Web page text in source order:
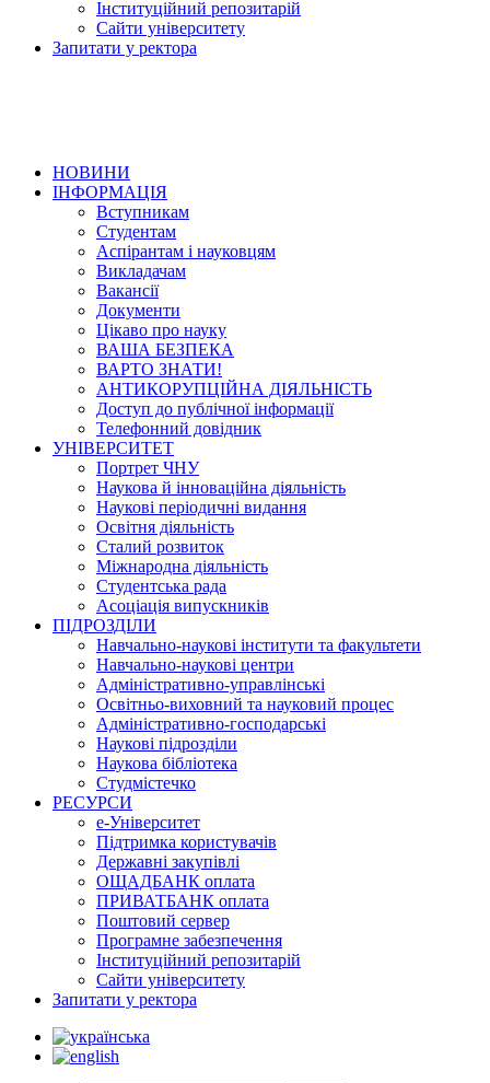
Інституційний репозитарій
Сайти університету
Запитати у ректора
НОВИНИ
ІНФОРМАЦІЯ
Вступникам
Студентам
Аспірантам і науковцям
Викладачам
Вакансії
Документи
Цікаво про науку
ВАША БЕЗПЕКА
ВАРТО ЗНАТИ!
АНТИКОРУПЦІЙНА ДІЯЛЬНІСТЬ
Доступ до публічної інформації
Телефонний довідник
УНІВЕРСИТЕТ
Портрет ЧНУ
Наукова й інноваційна діяльність
Наукові періодичні видання
Освітня діяльність
Сталий розвиток
Міжнародна діяльність
Студентська рада
Асоціація випускників
ПІДРОЗДІЛИ
Навчально-наукові інститути та факультети
Навчально-наукові центри
Адміністративно-управлінські
Освітньо-виховний та науковий процес
Адміністративно-господарські
Наукові підрозділи
Наукова бібліотека
Студмістечко
РЕСУРСИ
е-Університет
Підтримка користувачів
Державні закупівлі
ОЩАДБАНК оплата
ПРИВАТБАНК оплата
Поштовий сервер
Програмне забезпечення
Інституційний репозитарій
Сайти університету
Запитати у ректора